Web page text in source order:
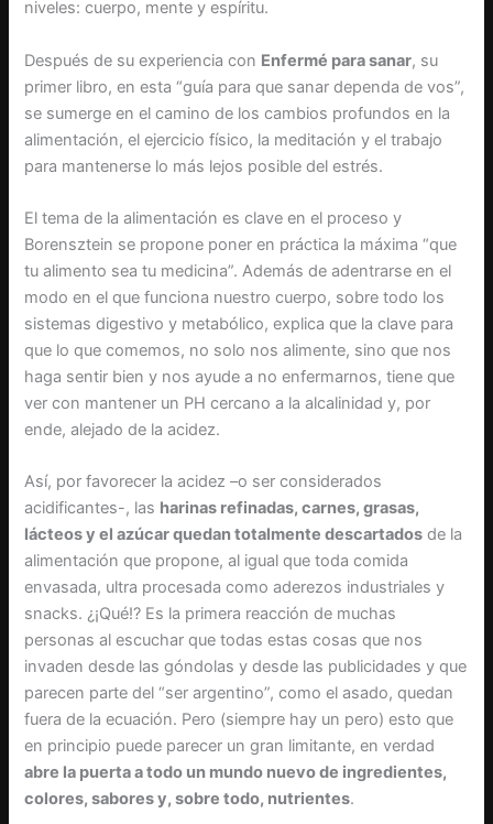
niveles: cuerpo, mente y espíritu.
Después de su experiencia con Enfermé para sanar, su
primer libro, en esta “guía para que sanar dependa de vos”,
se sumerge en el camino de los cambios profundos en la
alimentación, el ejercicio físico, la meditación y el trabajo
para mantenerse lo más lejos posible del estrés.
El tema de la alimentación es clave en el proceso y
Borensztein se propone poner en práctica la máxima “que
tu alimento sea tu medicina”. Además de adentrarse en el
modo en el que funciona nuestro cuerpo, sobre todo los
sistemas digestivo y metabólico, explica que la clave para
que lo que comemos, no solo nos alimente, sino que nos
haga sentir bien y nos ayude a no enfermarnos, tiene que
ver con mantener un PH cercano a la alcalinidad y, por
ende, alejado de la acidez.
Así, por favorecer la acidez –o ser considerados
acidificantes-, las harinas refinadas, carnes, grasas,
lácteos y el azúcar quedan totalmente descartados de la
alimentación que propone, al igual que toda comida
envasada, ultra procesada como aderezos industriales y
snacks. ¿¡Qué!? Es la primera reacción de muchas
personas al escuchar que todas estas cosas que nos
invaden desde las góndolas y desde las publicidades y que
parecen parte del “ser argentino”, como el asado, quedan
fuera de la ecuación. Pero (siempre hay un pero) esto que
en principio puede parecer un gran limitante, en verdad
abre la puerta a todo un mundo nuevo de ingredientes,
colores, sabores y, sobre todo, nutrientes.